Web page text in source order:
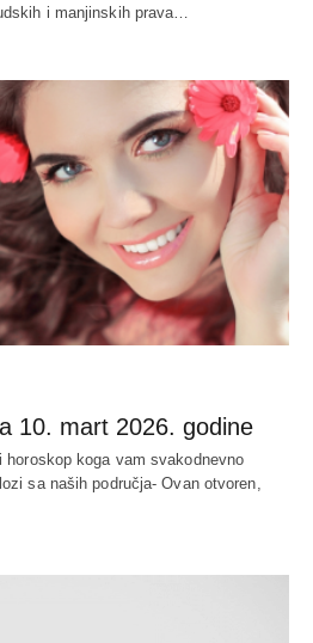
i manjinskih prava…
10. mart 2026. godine
horoskop koga vam svakodnevno
sa naših područja- Ovan otvoren,